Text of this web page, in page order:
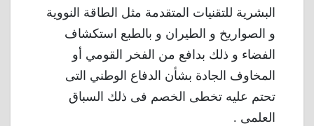
البشرية للتقنيات المتقدمة مثل الطاقة النووية
و الصواريخ و الطيران و بالطبع استكشاف
الفضاء و ذلك بدافع من الفخر القومي أو
المخاوف الجادة بشأن الدفاع الوطني التى
تحتم عليه تخطى الخصم فى ذلك السباق
العلمى .